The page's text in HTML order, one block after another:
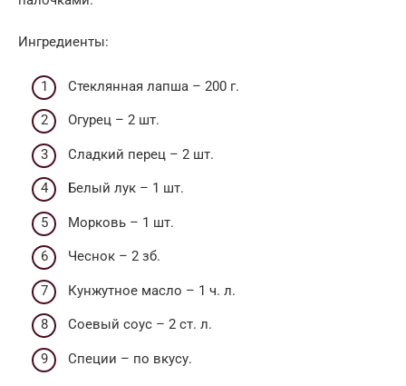
Ингредиенты:
Стеклянная лапша – 200 г.
Огурец – 2 шт.
Сладкий перец – 2 шт.
Белый лук – 1 шт.
Морковь – 1 шт.
Чеснок – 2 зб.
Кунжутное масло – 1 ч. л.
Соевый соус – 2 ст. л.
Специи – по вкусу.